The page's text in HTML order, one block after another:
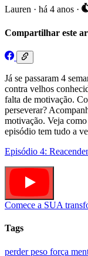
Lauren · há 4 anos ·
Compartilhar este
Já se passaram 4
contra velhos
falta de motivação.
perseverar?
motivação. Veja
episódio tem tudo a
Episódio 4:
Comece a SUA
Tags
perder peso força